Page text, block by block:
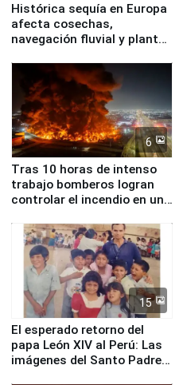
Histórica sequía en Europa
afecta cosechas,
navegación fluvial y plantas
6
Tras 10 horas de intenso
trabajo bomberos logran
controlar el incendio en una
de Chile
15
El esperado retorno del
papa León XIV al Perú: Las
imágenes del Santo Padre